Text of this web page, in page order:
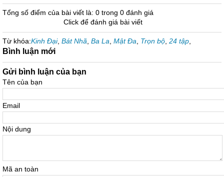
Tổng số điểm của bài viết là: 0 trong 0 đánh giá
Click để đánh giá bài viết
Từ khóa:Kinh Đại, Bát Nhã Ba La Mật Đa Trọn bộ 24 tập
Bình luận mới
Gửi bình luận của bạn
Tên của bạn
Email
Nội dung
Mã an toàn